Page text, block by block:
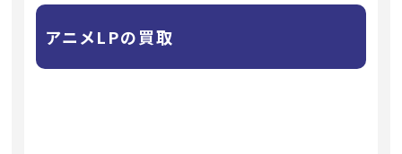
アニメLPの買取